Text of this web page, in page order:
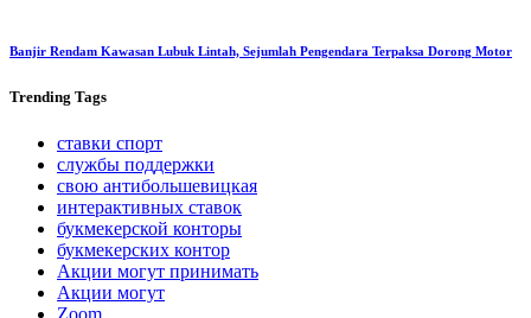
Banjir Rendam Kawasan Lubuk Lintah, Sejumlah Pengendara Terpaksa Dorong Motor
Trending Tags
ставки спорт
службы поддержки
свою антибольшевицкая
интерактивных ставок
букмекерской конторы
букмекерских контор
Акции могут принимать
Акции могут